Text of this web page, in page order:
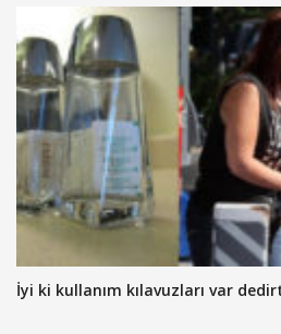
İyi ki kullanım kılavuzları var